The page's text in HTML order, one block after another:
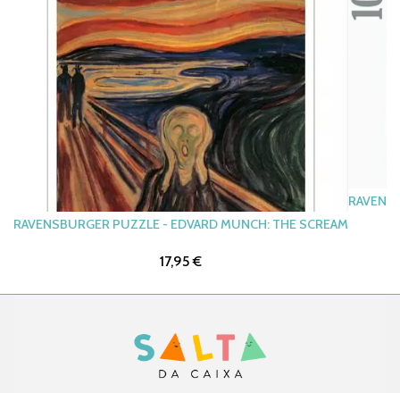
RAVENSBURGER PUZZLE - EDVARD MUNCH: THE SCREAM
17,95 €